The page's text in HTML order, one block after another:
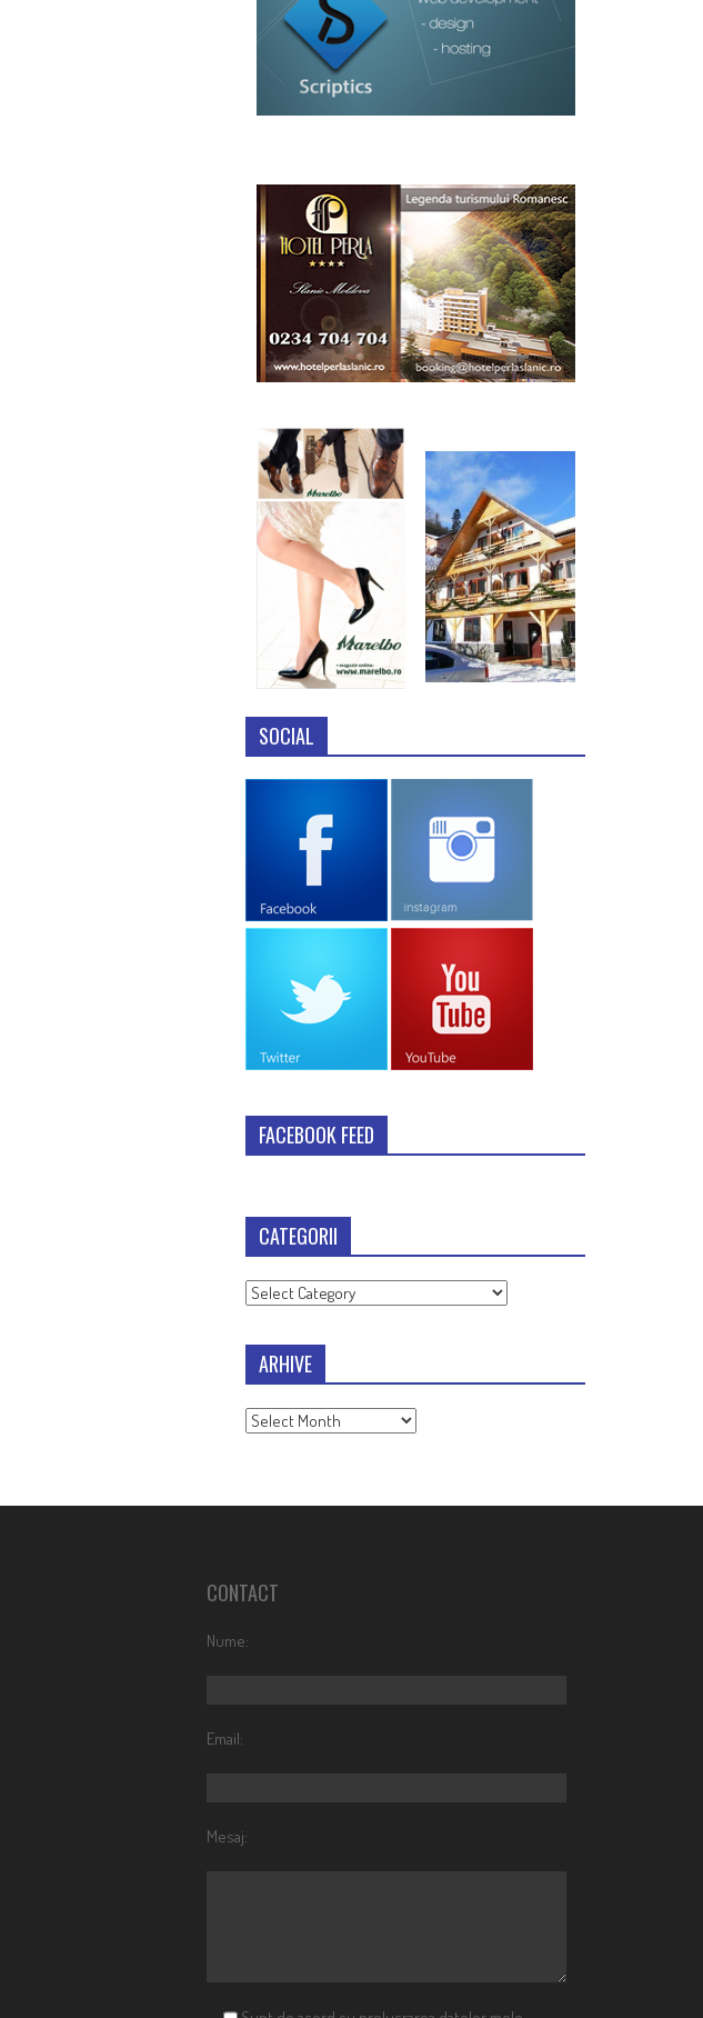
SOCIAL
FACEBOOK FEED
CATEGORII
Categorii
ARHIVE
Arhive
CONTACT
Nume:
Email:
Mesaj: